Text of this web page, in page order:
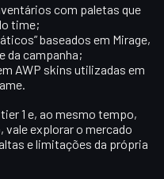
com paletas que
time;
baseados em Mirage,
da campanha;
AWP skins utilizadas em
1 e, ao mesmo tempo,
explorar o mercado
e limitações da própria